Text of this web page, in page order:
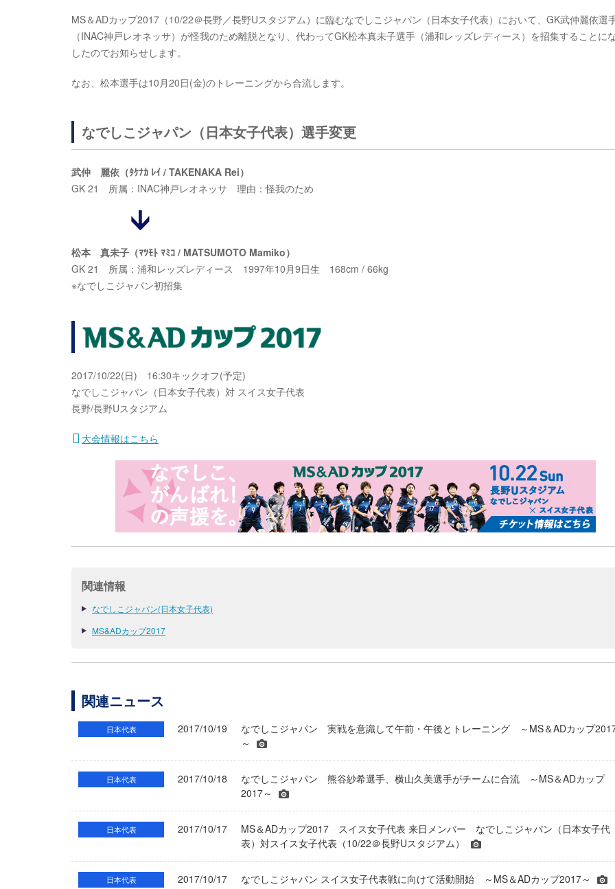
MS＆ADカップ2017（10/22＠長野／長野Uスタジアム）に臨むなでしこジャパン（日本女子代表）において、GK武仲麗依選
（INAC神戸レオネッサ）が怪我のため離脱となり、代わってGK松本真未子選手（浦和レッズレディース）を招集することに
したのでお知らせします。
なお、松本選手は10月20日(金)のトレーニングから合流します。
なでしこジャパン（日本女子代表）選手変更
武仲 麗依（ﾀｹﾅｶ ﾚｲ / TAKENAKA Rei）
GK 21 所属：INAC神戸レオネッサ 理由：怪我のため
松本 真未子（ﾏﾂﾓﾄ ﾏﾐｺ / MATSUMOTO Mamiko）
GK 21 所属：浦和レッズレディース 1997年10月9日生 168cm / 66kg
※なでしこジャパン初招集
2017/10/22(日) 16:30キックオフ(予定)
なでしこジャパン（日本女子代表）対 スイス女子代表
長野/長野Uスタジアム
大会情報はこちら
関連情報
なでしこジャパン(日本女子代表)
MS&ADカップ2017
関連ニュース
日本代表 2017/10/19
なでしこジャパン 実戦を意識して午前・午後とトレーニング ～MS＆ADカップ
～
日本代表 2017/10/18
なでしこジャパン 熊谷紗希選手、横山久美選手がチームに合流 ～MS＆ADカップ
2017～
日本代表 2017/10/17
MS＆ADカップ2017 スイス女子代表 来日メンバー なでしこジャパン（日本女子代
表）対スイス女子代表（10/22＠長野Uスタジアム）
日本代表 2017/10/17 なでしこジャパン スイス女子代表戦に向けて活動開始 ～MS＆ADカップ2017～